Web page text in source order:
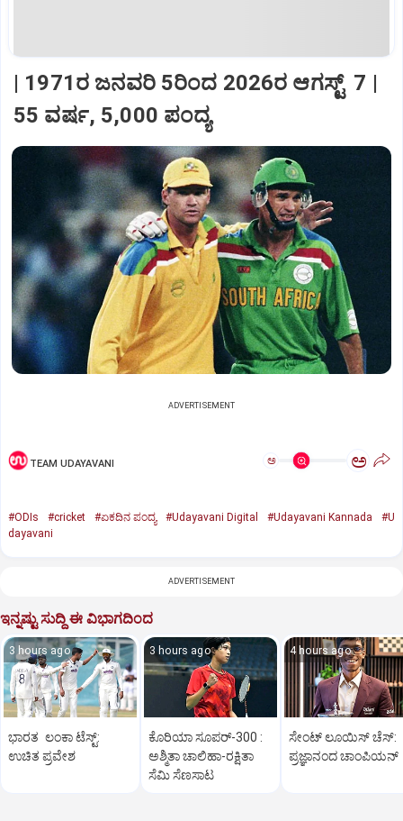
| 1971ರ ಜನವರಿ 5ರಿಂದ 2026ರ ಆಗಸ್ಟ್‌ 7 |
55 ವರ್ಷ, 5,000 ಪಂದ್ಯ
ADVERTISEMENT
TEAM UDAYAVANI ಅ ಅ
#ODIs #cricket #ಏಕದಿನ ಪಂದ್ಯ #Udayavani Digital #Udayavani Kannada
#U
dayavani
ADVERTISEMENT
ಇನ್ನಷ್ಟು ಸುದ್ದಿ ಈ ವಿಭಾಗದಿಂದ
3 hours ago
ಭಾರತ ಲಂಕಾ ಟೆಸ್ಟ್:
ಉಚಿತ ಪ್ರವೇಶ
3 hours ago
ಕೊರಿಯಾ ಸೂಪರ್‌-300 :
ಅಶ್ಮಿತಾ ಚಾಲಿಹಾ-ರಕ್ಷಿತಾ
ಸೆಮಿ ಸೆಣಸಾಟ
4 hours ago
ಸೇಂಟ್‌ ಲೂಯಿಸ್‌ ಚೆಸ್‌:
ಪ್ರಜ್ಞಾನಂದ ಚಾಂಪಿಯನ್‌